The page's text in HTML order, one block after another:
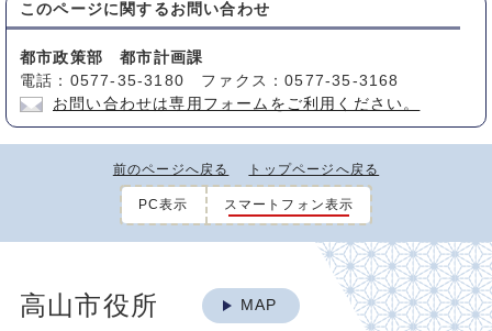
このページに関する お問い合わせ
都市政策部 都市計画課
電話：0577-35-3180 ファクス：0577-35-3168
お問い合わせは専用フォームをご利用ください。
前のページへ戻る トップページへ戻る
PC表示 スマートフォン表示
高山市役所 MAP